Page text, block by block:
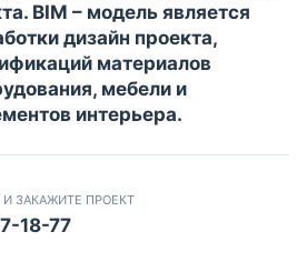
BIM – модель является
дизайн проекта,
материалов
мебели и
интерьера.
ЗАКАЖИТЕ ПРОЕКТ
18-77